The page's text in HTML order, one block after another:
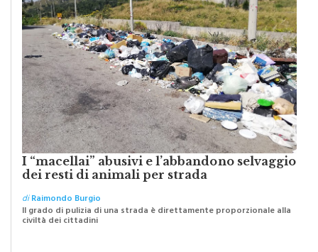
I “macellai” abusivi e l’abbandono selvaggio
dei resti di animali per strada
diRaimondo Burgio